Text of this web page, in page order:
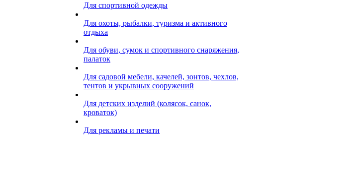
Для спортивной одежды
Для охоты, рыбалки, туризма и активного
отдыха
Для обуви, сумок и спортивного снаряжения,
палаток
Для садовой мебели, качелей, зонтов, чехлов,
тентов и укрывных сооружений
Для детских изделий (колясок, санок,
кроваток)
Для рекламы и печати